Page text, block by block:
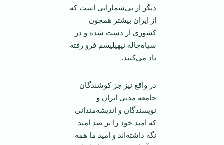
دیگر از بی‌شمارانی است که
از ایران بیشتر همچون
کشوری از دست شده و در
سیاه‌چاله نیهیلیسم فرو رفته
یاد می‌کنند.
در واقع نیز جز کوشندگان
جامعه مدنی ایران و
نویسندگان و اندیشه‌مندانی
که امید خود را بر ضد امید
نگه داشته‌اند و امید ما همه